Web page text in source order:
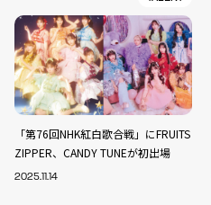
「第76回NHK紅白歌合戦」にFRUITS
ZIPPER、CANDY TUNEが初出場
2025.11.14